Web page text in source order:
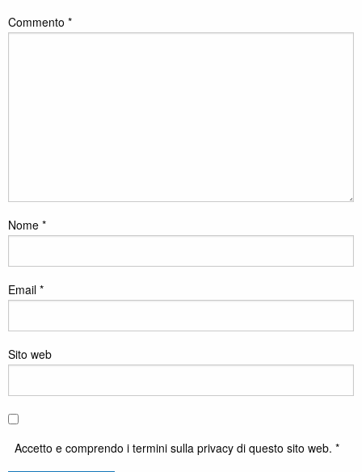
Commento *
Nome *
Email *
Sito web
Accetto e comprendo i termini sulla privacy di questo sito web. *